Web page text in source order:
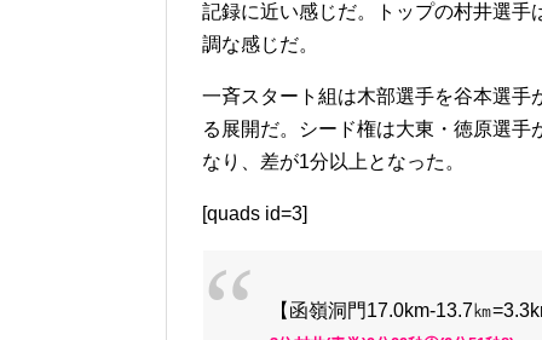
記録に近い感じだ。トップの村井選
調な感じだ。
一斉スタート組は木部選手を谷本選
る展開だ。シード権は大東・徳原選
なり、差が1分以上となった。
[quads id=3]
【函嶺洞門17.0km-13.7㎞